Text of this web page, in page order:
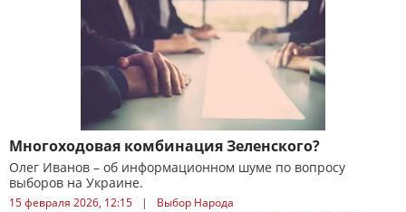
Многоходовая комбинация Зеленского?
Олег Иванов – об информационном шуме по вопросу
выборов на Украине.
15 февраля 2026, 12:15 |
Выбор Народа